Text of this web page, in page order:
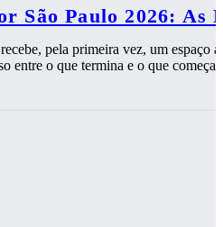
São Paulo 2026:
pela primeira vez, um espaço
entre o que termina e o que